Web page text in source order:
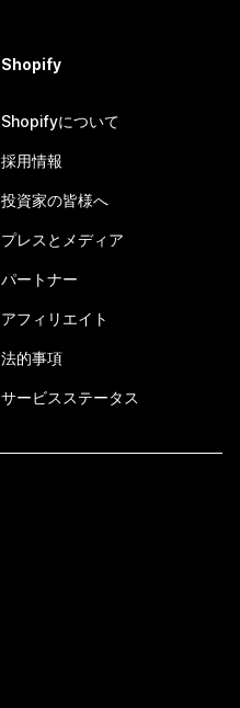
Shopify
Shopifyについて
採用情報
投資家の皆様へ
プレスとメディア
パートナー
アフィリエイト
法的事項
サービスステータス